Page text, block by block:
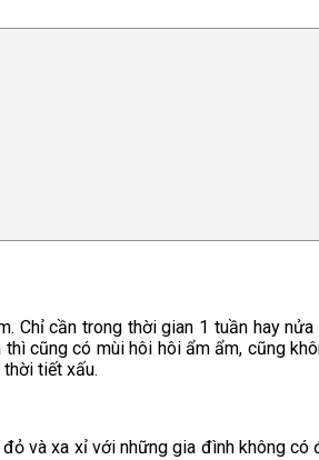
cần trong thời gian 1 tuần hay nửa
cũng có mùi hôi hôi ẩm ẩm, cũng
tiết xấu.
và xa xỉ với những gia đình không có